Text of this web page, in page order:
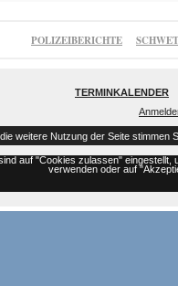
POLIZEIBERICHTE
TERMINKALENDER
weitere Nutzung der Seite stimmen
auf "Cookies zulassen"
verwenden oder auf